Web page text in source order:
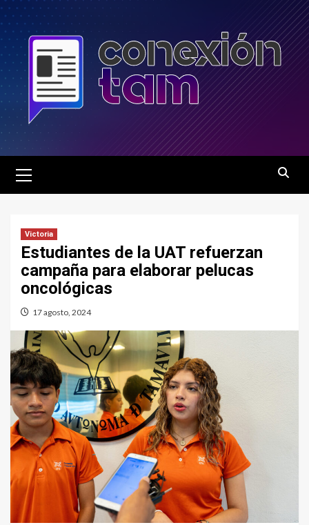
Saltar
al
contenido
principal
Victoria
Estudiantes de la UAT refuerzan
campaña para elaborar pelucas
oncológicas
17 agosto, 2024